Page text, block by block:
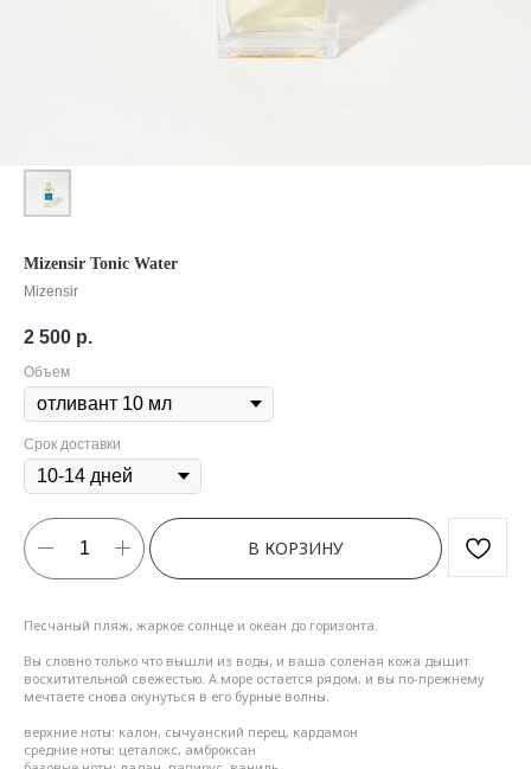
Mizensir Tonic Water
Mizensir
2 500 р.
Объем
Срок доставки
В КОРЗИНУ
Песчаный пляж, жаркое солнце и океан до горизонта.
Вы словно только что вышли из воды, и ваша соленая кожа дышит
восхитительной свежестью. А море остается рядом, и вы по-прежнему
мечтаете снова окунуться в его бурные волны.
верхние ноты: калон, сычуанский перец, кардамон
средние ноты: цеталокс, амброксан